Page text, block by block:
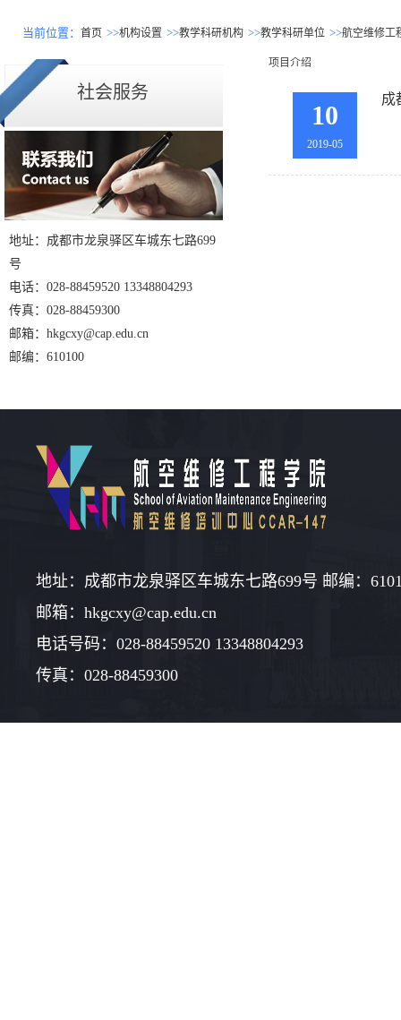
当前位置： 首页 >>机构设置 >>教学科研机构 >>教学科研单位 >>航空维修工
社会服务
地址：成都市龙泉驿区车城东七路699
号
电话：028-88459520 13348804293
传真：028-88459300
邮箱：hkgcxy@cap.edu.cn
邮编：610100
项目介绍
10
2019-05
成
地址：成都市龙泉驿区车城东七路699号 邮编：
邮箱：hkgcxy@cap.edu.cn
电话号码：028-88459520 13348804293
传真：028-88459300